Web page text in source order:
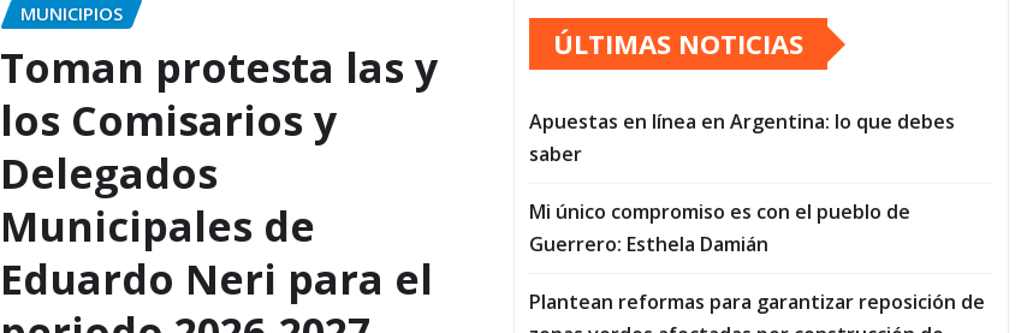
MUNICIPIOS
Toman protesta las y
los Comisarios y
Delegados
Municipales de
Eduardo Neri para el
ÚLTIMAS NOTICIAS
Apuestas en línea en Argentina: lo que debes
saber
Mi único compromiso es con el pueblo de
Guerrero: Esthela Damián
Plantean reformas para garantizar reposición de